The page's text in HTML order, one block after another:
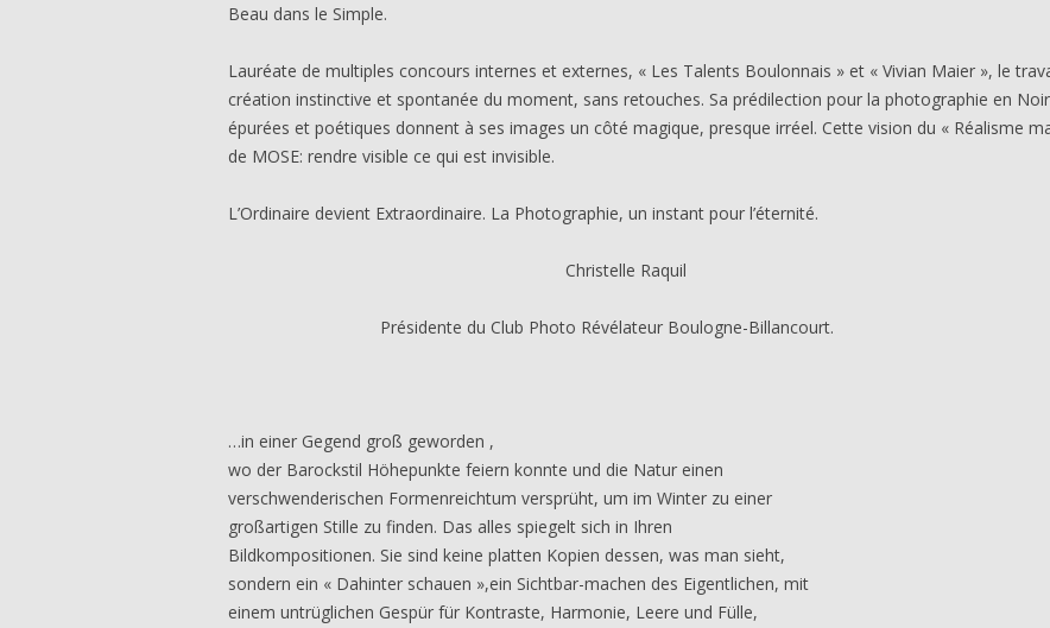
Beau dans le Simple.
Lauréate de multiples concours internes et externes, « Les Talents Boulonnais » et « Vivian Maier », le
création instinctive et spontanée du moment, sans retouches. Sa prédilection pour la photographie en
épurées et poétiques donnent à ses images un côté magique, presque irréel. Cette vision du « Réalisme
de MOSE: rendre visible ce qui est invisible.
L’Ordinaire devient Extraordinaire. La Photographie, un instant pour l’éternité.
Christelle Raquil
Présidente du Club Photo Révélateur Boulogne-Billancourt.
…in einer Gegend groß geworden ,
wo der Barockstil Höhepunkte feiern konnte und die Natur einen
verschwenderischen Formenreichtum versprüht, um im Winter zu einer
großartigen Stille zu finden. Das alles spiegelt sich in Ihren
Bildkompositionen. Sie sind keine platten Kopien dessen, was man sieht,
sondern ein « Dahinter schauen »,ein Sichtbar-machen des Eigentlichen, mit
einem untrüglichen Gespür für Kontraste, Harmonie, Leere und Fülle,